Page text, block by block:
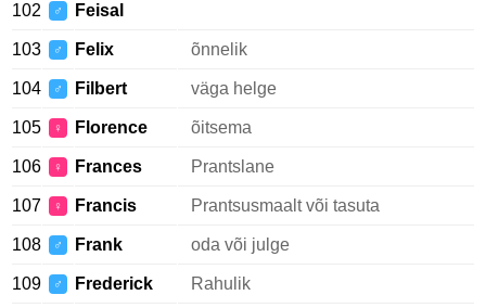
102 ♂ Feisal
103 ♂ Felix õnnelik
104 ♂ Filbert väga helge
105 ♀ Florence õitsema
106 ♀ Frances Prantslane
107 ♀ Francis Prantsusmaalt või tasuta
108 ♂ Frank oda või julge
109 ♂ Frederick Rahulik